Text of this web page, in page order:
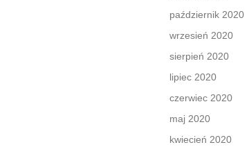
październik 2020
wrzesień 2020
sierpień 2020
lipiec 2020
czerwiec 2020
maj 2020
kwiecień 2020